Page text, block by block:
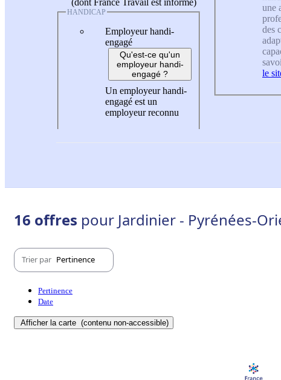
HANDICAP
Employeur handi-
engagé
Qu'est-ce qu'un
employeur handi-
engagé ?
Un employeur handi-
engagé est un
employeur reconnu
une
des
le
16 offres pour Jardinier - Pyrénées-
Trier par Pertinence
Pertinence
Date
Afficher la carte (contenu non-accessible)